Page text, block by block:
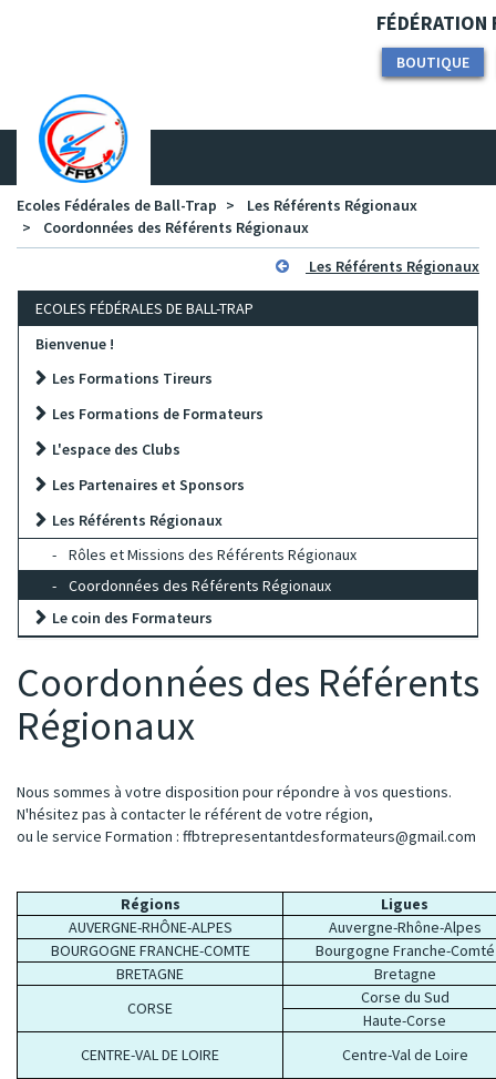
FÉDÉRATION
BOUTIQUE
Ecoles Fédérales de Ball-Trap
Les Référents Régionaux
Coordonnées des Référents Régionaux
Les Référents Régionaux
ECOLES FÉDÉRALES DE BALL-TRAP
Bienvenue !
Les Formations Tireurs
Les Formations de Formateurs
L'espace des Clubs
Les Partenaires et Sponsors
Les Référents Régionaux
Rôles et Missions des Référents Régionaux
Coordonnées des Référents Régionaux
Le coin des Formateurs
Coordonnées des Référents
Régionaux
Nous sommes à votre disposition pour répondre à vos questions.
N'hésitez pas à contacter le référent de votre région,
ou le service Formation : ffbtrepresentantdesformateurs@gmail.com
Régions
Ligues
AUVERGNE-RHÔNE-ALPES
Auvergne-Rhône-Alpes
BOURGOGNE FRANCHE-COMTE
Bourgogne Franche-Comté
BRETAGNE
Bretagne
CORSE
Corse du Sud
Haute-Corse
CENTRE-VAL DE LOIRE
Centre-Val de Loire